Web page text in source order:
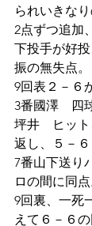
られいきな
2点ずつ追加
下投手が好
振の無失点。
9回表２－６
3番國澤　四
坪井　ヒッ
返し、５－６
7番山下送り
ロの間に同点
9回裏、一死
えて６－６